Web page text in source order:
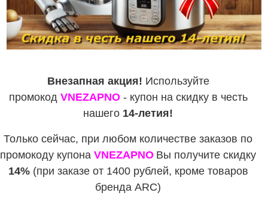
Внезапная акция! Используйте
промокод VNEZAPNO- купон на скидку в честь
нашего 14-летия!
Только сейчас, при любом количестве заказов по
промокоду купона VNEZAPNO Вы получите скидку
14%(при заказе от 1400 рублей, кроме товаров
бренда ARC)